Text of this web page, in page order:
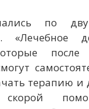
по
«Лечебное
после
терапию и